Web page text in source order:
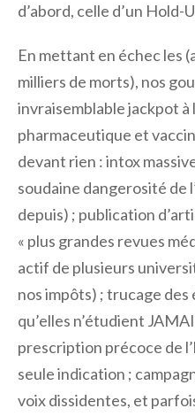
d’abord, celle d’un Hold-
En mettant en échec les
milliers de morts), nos
invraisemblable jackpot à
pharmaceutique et
devant rien : intox
soudaine dangerosité de
depuis) ; publication
« plus grandes revues
actif de plusieurs
nos impôts) ; trucage
qu’elles n’étudient
prescription précoce de
seule indication ;
voix dissidentes, et